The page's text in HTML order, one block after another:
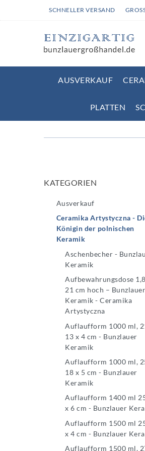
SCHNELLER VERSAND
AUSVERKAUF
PLATTEN
KATEGORIEN
Ausverkauf
Ceramika Artystyczna -
Königin der polnischen
Keramik
Aschenbecher -
Keramik
Aufbewahrungsdose
21 cm hoch – Bunzlauer
Keramik - Ceramika
Artystyczna
Auflaufform 1000 ml,
13 x 4 cm - Bunzlauer
Keramik
Auflaufform 1000 ml,
18 x 5 cm - Bunzlauer
Keramik
Auflaufform 1400 ml
x 6 cm - Bunzlauer
Auflaufform 1500 ml
x 4 cm - Bunzlauer
Auflaufform 1500 ml,